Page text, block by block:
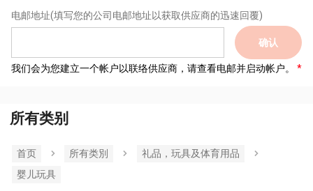
电邮地址(填写您的公司电邮地址以获取供应商的迅速回覆)
确认
我们会为您建立一个帐户以联络供应商，请查看电邮并启动帐户。
所有类别
首页 所有类別
礼品，玩具及体育用品
婴儿玩具